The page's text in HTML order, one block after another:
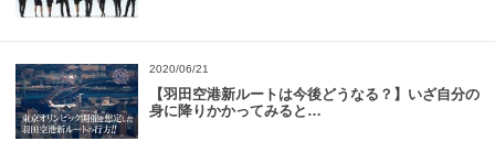
2020/06/21
【羽田空港新ルートは今後どうなる？】いざ自分の
身に降りかかってみると…